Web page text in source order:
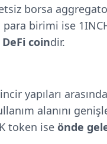
borsa
birimi ise
DeFi coindir.
yapıları
alanını
token ise önde